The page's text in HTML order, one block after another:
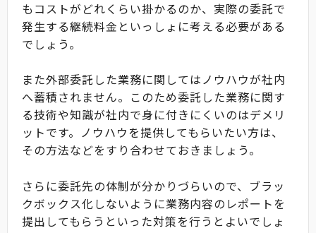
もコストがどれくらい掛かるのか、実際の委託で
発生する継続料金といっしょに考える必要がある
でしょう。
また外部委託した業務に関してはノウハウが社内
へ蓄積されません。このため委託した業務に関す
る技術や知識が社内で身に付きにくいのはデメリ
ットです。ノウハウを提供してもらいたい方は、
その方法などをすり合わせておきましょう。
さらに委託先の体制が分かりづらいので、ブラッ
クボックス化しないように業務内容のレポートを
提出してもらうといった対策を行うとよいでしょ